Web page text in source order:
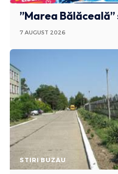
”Marea Bălăceală”
7 AUGUST 2026
STIRI BUZAU